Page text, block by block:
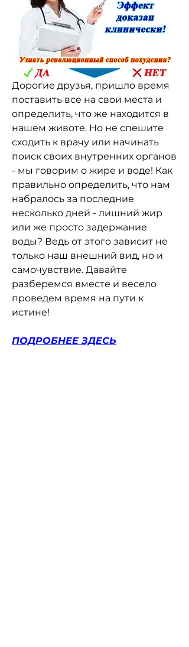
Дорогие друзья, пришло время
поставить все на свои места и
определить, что же находится в
нашем животе. Но не спешите
сходить к врачу или начинать
поиск своих внутренних органов
- мы говорим о жире и воде! Как
правильно определить, что нам
набралось за последние
несколько дней - лишний жир
или же просто задержание
воды? Ведь от этого зависит не
только наш внешний вид, но и
самочувствие. Давайте
разберемся вместе и весело
проведем время на пути к
истине!
ПОДРОБНЕЕ ЗДЕСЬ